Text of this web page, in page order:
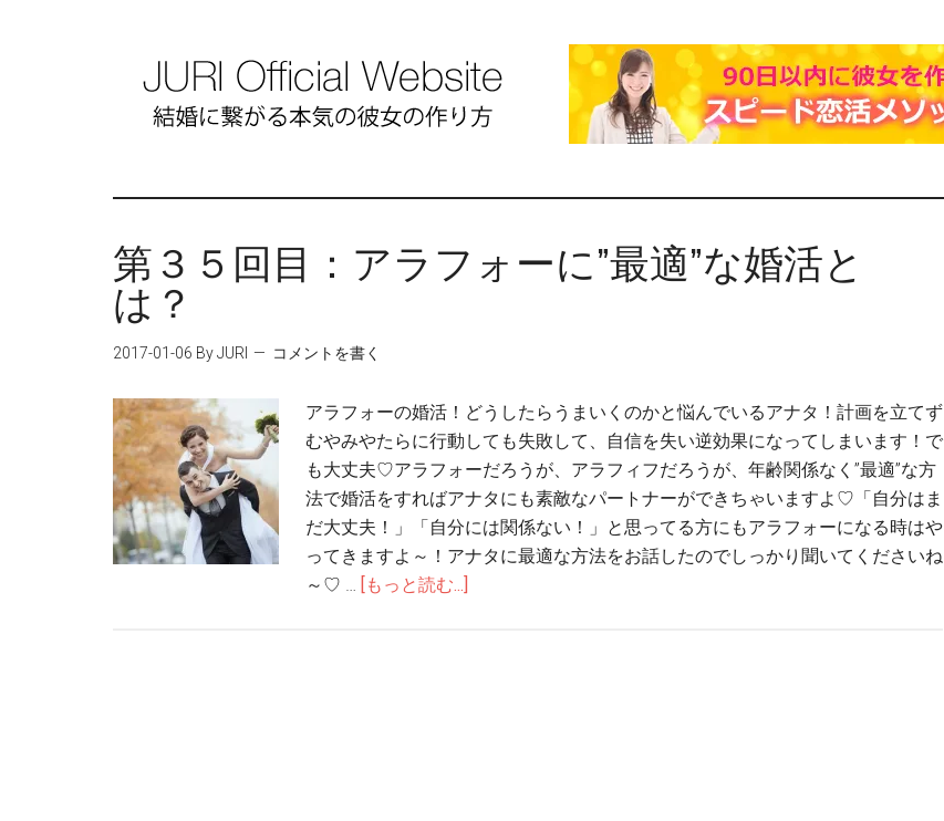
第３５回目：アラフォーに”最適”な婚活と
は？
2017-01-06 By JURI コメントを書く
アラフォーの婚活！どうしたらうまいくのかと悩んでいるアナタ！計画を立てず
むやみやたらに行動しても失敗して、自信を失い逆効果になってしまいます！で
も大丈夫♡アラフォーだろうが、アラフィフだろうが、年齢関係なく”最適”な方
法で婚活をすればアナタにも素敵なパートナーができちゃいますよ♡「自分はま
だ大丈夫！」「自分には関係ない！」と思ってる方にもアラフォーになる時はや
ってきますよ～！アナタに最適な方法をお話したのでしっかり聞いてくださいね
～♡ … [もっと読む...]